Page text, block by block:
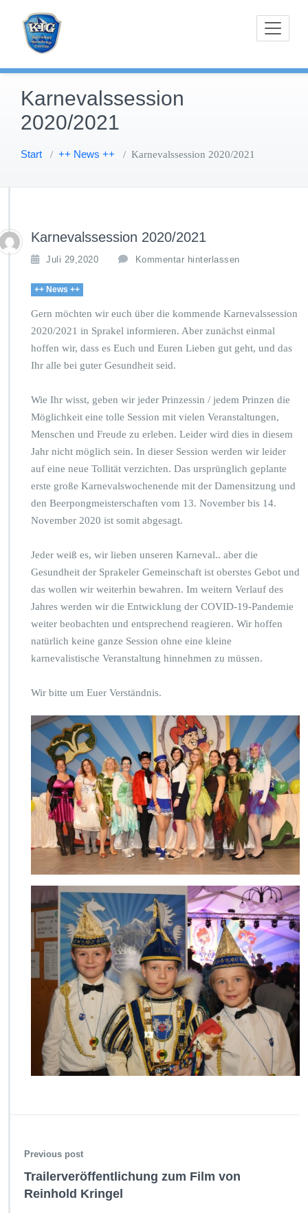
Inhalt
springen
Karnevals-Interessen-Gemeinschaft Sprakel-
Karnevalssession
2020/2021
Start / ++ News ++ / Karnevalssession 2020/2021
Karnevalssession 2020/2021
Juli 29,2020 Kommentar hinterlassen
++ News ++
Gern möchten wir euch über die kommende Karnevalssession
2020/2021 in Sprakel informieren. Aber zunächst einmal
hoffen wir, dass es Euch und Euren Lieben gut geht, und das
Ihr alle bei guter Gesundheit seid.
Wie Ihr wisst, geben wir jeder Prinzessin / jedem Prinzen die
Möglichkeit eine tolle Session mit vielen Veranstaltungen,
Menschen und Freude zu erleben. Leider wird dies in diesem
Jahr nicht möglich sein. In dieser Session werden wir leider
auf eine neue Tollität verzichten. Das ursprünglich geplante
erste große Karnevalswochenende mit der Damensitzung und
den Beerpongmeisterschaften vom 13. November bis 14.
November 2020 ist somit abgesagt.
Jeder weiß es, wir lieben unseren Karneval.. aber die
Gesundheit der Sprakeler Gemeinschaft ist oberstes Gebot und
das wollen wir weiterhin bewahren. Im weitern Verlauf des
Jahres werden wir die Entwicklung der COVID-19-Pandemie
weiter beobachten und entsprechend reagieren. Wir hoffen
natürlich keine ganze Session ohne eine kleine
karnevalistische Veranstaltung hinnehmen zu müssen.
Wir bitte um Euer Verständnis.
Previous post
Trailerveröffentlichung zum Film von
Reinhold Kringel